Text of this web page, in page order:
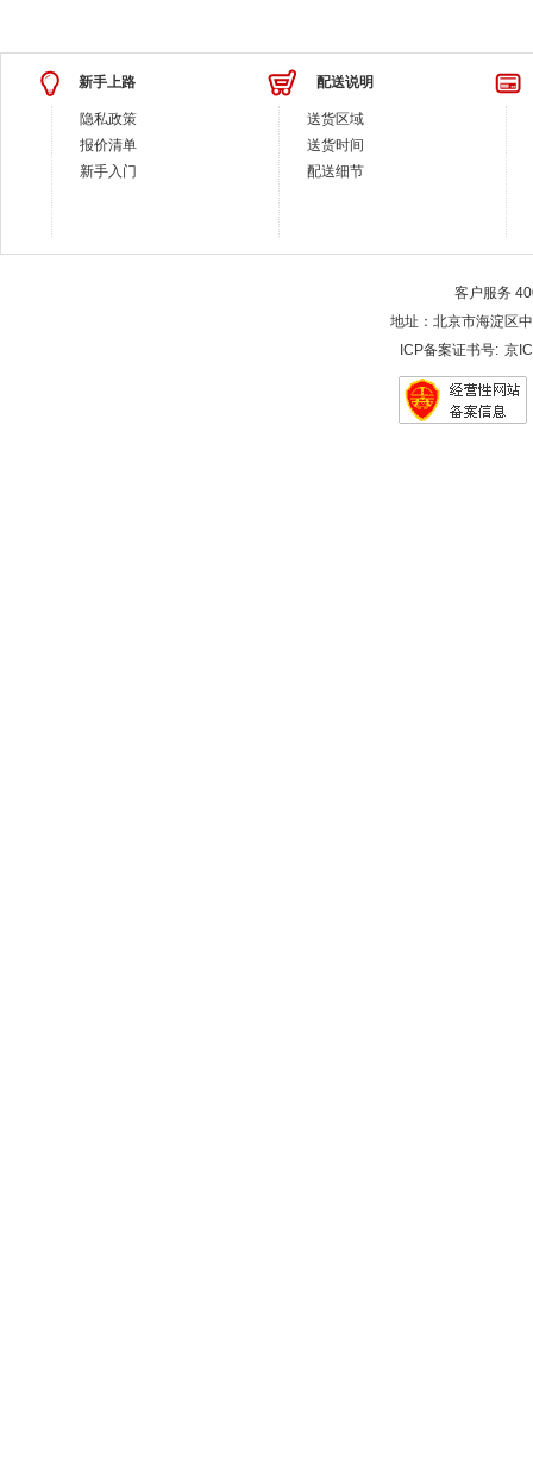
新手上路
隐私政策
报价清单
新手入门
配送说明
送货区域
送货时间
配送细节
客户服务
地址：北京市海淀区
ICP备案证书号: 京